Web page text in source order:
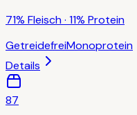
71% Fleisch · 11% Protein
GetreidefreiMonoprotein
Details
87